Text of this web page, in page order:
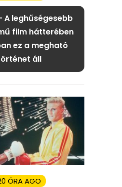
A leghűségesebb
film hátterében
ez a megható
áll
ÓRA AGO